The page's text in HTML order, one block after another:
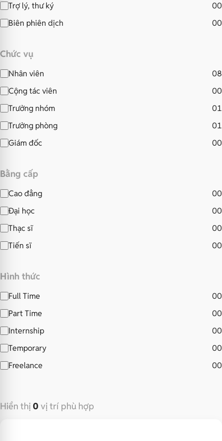
Trợ lý, thư ký
00
Biên phiên dịch
00
Chức vụ
Nhân viên
08
Cộng tác viên
00
Trưởng nhóm
01
Trưởng phòng
01
Giám đốc
00
Bằng cấp
Cao đẳng
00
Đại học
00
Thạc sĩ
00
Tiến sĩ
00
Hình thức
Full Time
00
Part Time
00
Internship
00
Temporary
00
Freelance
00
Hiển thị 0 vị trí phù hợp